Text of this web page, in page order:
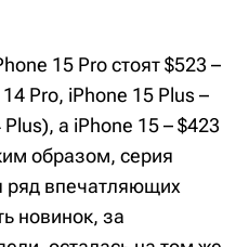
15 Pro стоят $523 –
Pro, iPhone 15 Plus –
а iPhone 15 – $423
образом, серия
ряд впечатляющих
новинок, за